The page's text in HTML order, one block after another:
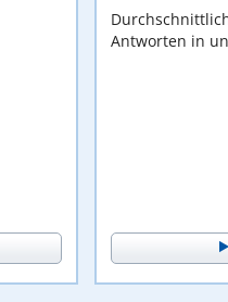
Antworten in